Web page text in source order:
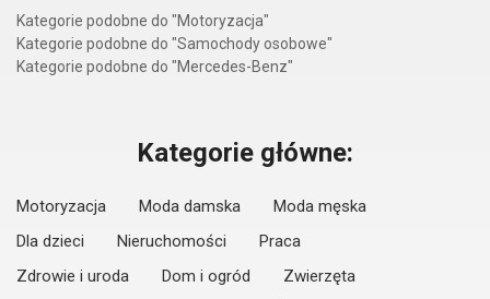
Kategorie podobne do "Motoryzacja"
Kategorie podobne do "Samochody osobowe"
Kategorie podobne do "Mercedes-Benz"
Kategorie główne:
Motoryzacja Moda damska
Moda męska
Dla dzieci
Nieruchomości
Praca
Zdrowie i uroda
Dom i ogród
Zwierzęta